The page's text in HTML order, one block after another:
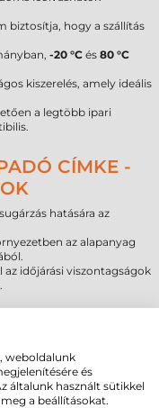
biztosítja, hogy a szállítás
-20 °C és 80 °C
kiszerelés, amely ideális
a legtöbb ipari
CÍMKE -
hatására az
az alapanyag
időjárási viszontagságok
(beltér)
weboldalunk
és
általunk használt sütikkel
a beállításokat.